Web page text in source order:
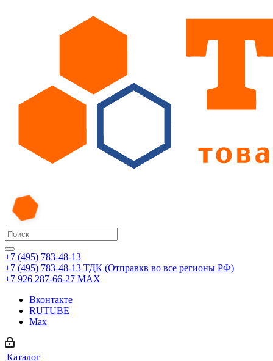
+7 (495) 783-48-13
+7 (495) 783-48-13 ТДК (Отправкв во все регионы РФ)
+7 926 287-66-27 МАХ
Вконтакте
RUTUBE
Max
Каталог